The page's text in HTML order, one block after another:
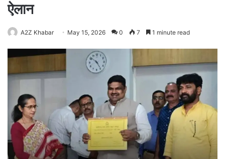
ऐलान
A2Z Khabar May 15, 2026 0 7 1 minute read